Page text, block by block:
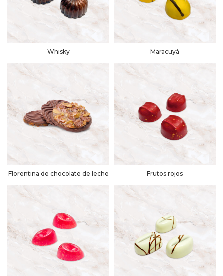
Whisky Maracuyá
Florentina de chocolate de leche Frutos rojos